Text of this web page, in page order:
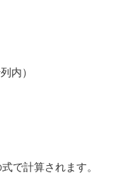
内）
で計算されます。